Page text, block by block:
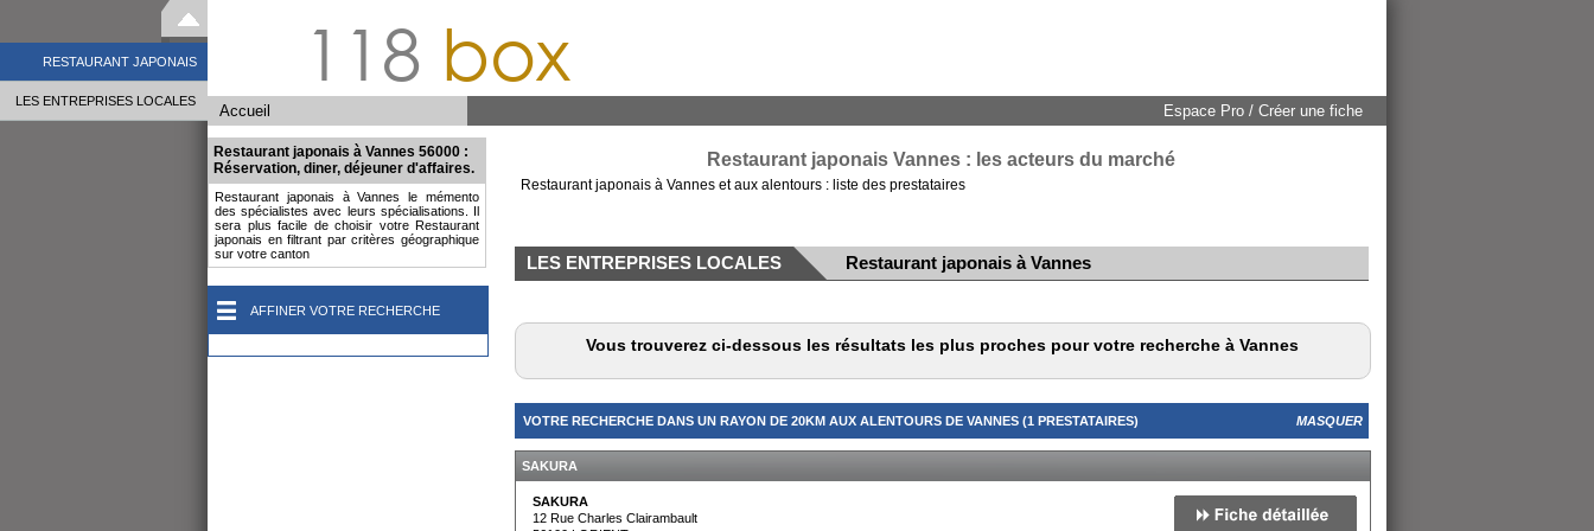
118 box
Accueil Espace Pro / Créer une fiche
RESTAURANT JAPONAIS
LES ENTREPRISES LOCALES
Restaurant japonais à Vannes 56000 :
Réservation, diner, déjeuner d'affaires.
Restaurant japonais à Vannes le mémento
des spécialistes avec leurs spécialisations. Il
sera plus facile de choisir votre Restaurant
japonais en filtrant par critères géographique
sur votre canton
AFFINER VOTRE RECHERCHE
Restaurant japonais Vannes : les acteurs du marché
Restaurant japonais à Vannes et aux alentours : liste des prestataires
LES ENTREPRISES LOCALES Restaurant japonais à Vannes
Vous trouverez ci-dessous les résultats les plus proches pour votre recherche à Vannes
VOTRE RECHERCHE DANS UN RAYON DE 20KM AUX ALENTOURS DE VANNES (1 PRESTATAIRES) MASQUER
SAKURA
SAKURA
12 Rue Charles Clairambault